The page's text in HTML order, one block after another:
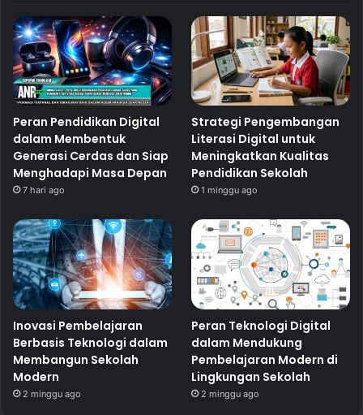
Peran Pendidikan Digital
dalam Membentuk
Generasi Cerdas dan Siap
Menghadapi Masa Depan
7 hari ago
Strategi Pengembangan
Literasi Digital untuk
Meningkatkan Kualitas
Pendidikan Sekolah
1 minggu ago
Inovasi Pembelajaran
Berbasis Teknologi dalam
Membangun Sekolah
Modern
2 minggu ago
Peran Teknologi Digital
dalam Mendukung
Pembelajaran Modern di
Lingkungan Sekolah
2 minggu ago